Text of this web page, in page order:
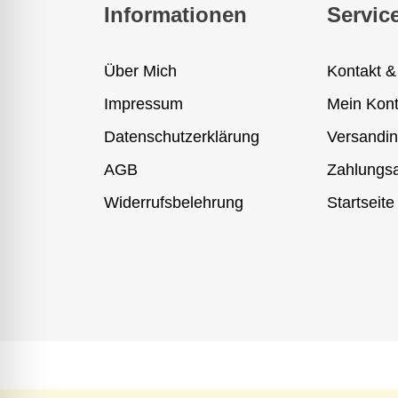
Informationen
Über Mich
Impressum
Datenschutzerklärung
AGB
Widerrufsbelehrung
Kontakt
Mein
Startseite